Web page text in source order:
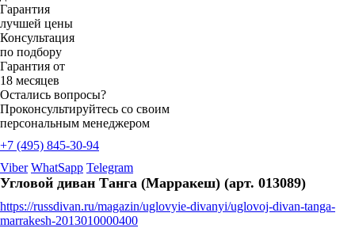
Гарантия
лучшей цены
Консультация
по подбору
Гарантия от
18 месяцев
Остались вопросы?
Проконсультируйтесь со своим
персональным менеджером
+7 (495) 845-30-94
Viber WhatSapp Telegram
Угловой диван Танга (Марракеш) (арт. 013089)
https://russdivan.ru/magazin/uglovyie-divanyi/uglovoj-divan-tanga-
marrakesh-2013010000400